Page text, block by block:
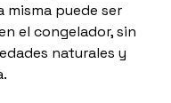
misma puede ser
el congelador, sin
naturales y